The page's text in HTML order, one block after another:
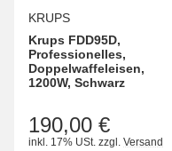
KRUPS
Krups FDD95D,
Professionelles,
Doppelwaffeleisen,
1200W, Schwarz
190,00 €
inkl. 17% USt. zzgl. Versand